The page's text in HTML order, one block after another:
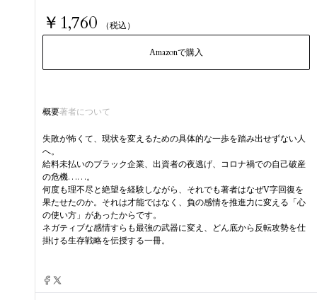
￥1,760 （税込）
Amazonで購入
概要著者について
失敗が怖くて、現状を変えるための具体的な一歩を踏み出せずない人
へ。
給料未払いのブラック企業、出資者の夜逃げ、コロナ禍での自己破産
の危機……。
何度も理不尽と絶望を経験しながら、それでも著者はなぜV字回復を
果たせたのか。それは才能ではなく、負の感情を推進力に変える「心
の使い方」があったからです。
ネガティブな感情すらも最強の武器に変え、どん底から反転攻勢を仕
掛ける生存戦略を伝授する一冊。